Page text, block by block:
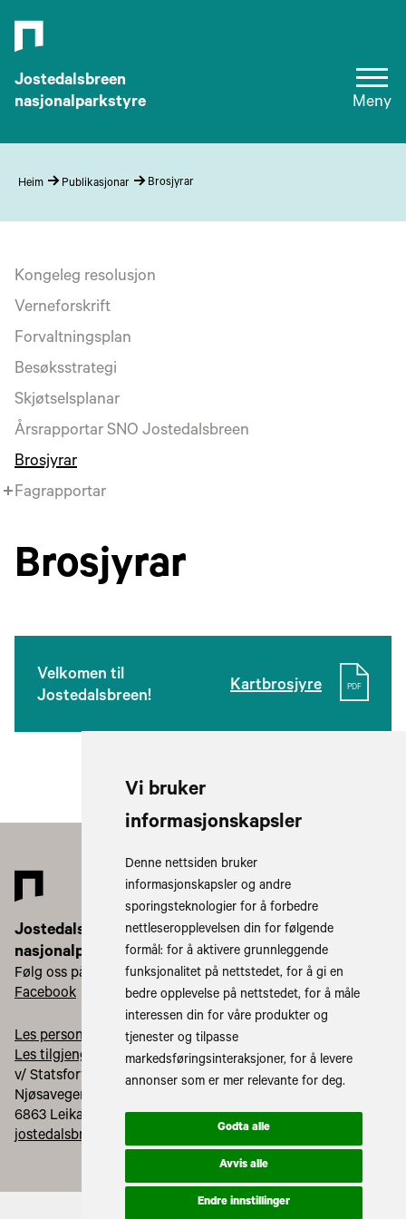
Vi bruker
informasjonskapsler
Denne nettsiden bruker
informasjonskapsler og andre
sporingsteknologier for å forbedre
nettleseropplevelsen din for følgende
formål: for å aktivere grunnleggende
funksjonalitet på nettstedet, for å gi en
bedre opplevelse på nettstedet, for å måle
interessen din for våre produkter og
tjenester og tilpasse
markedsføringsinteraksjoner, for å levere
annonser som er mer relevante for deg.
Godta alle
Avvis alle
Endre innstillinger
Jostedalsbreen
nasjonalparkstyre
Meny
Heim Publikasjonar Brosjyrar
Kongeleg resolusjon
Verneforskrift
Forvaltningsplan
Besøksstrategi
Skjøtselsplanar
Årsrapportar SNO Jostedalsbreen
Brosjyrar
Fagrapportar
Brosjyrar
Velkomen til
Jostedalsbreen!
Kartbrosjyre PDF
Jostedalsbreen
nasjonalparkstyre
Følg oss på:
Facebook
Instagram
Les personvernerklæringa vår
Les tilgjengelegheitserklæring vår
v/ Statsforvaltaren i Vestland
Njøsavegen 2,
6863 Leikanger
jostedalsbreen@statsforvalteren.no